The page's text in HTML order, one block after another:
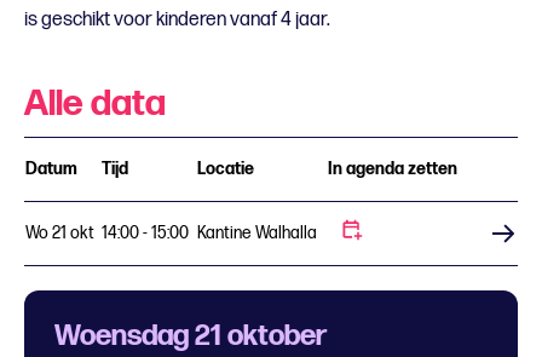
is geschikt voor kinderen vanaf 4 jaar.
Alle data
Datum Tijd Locatie In agenda zetten
Wo 21 okt 14:00 - 15:00 Kantine Walhalla
Woensdag 21 oktober